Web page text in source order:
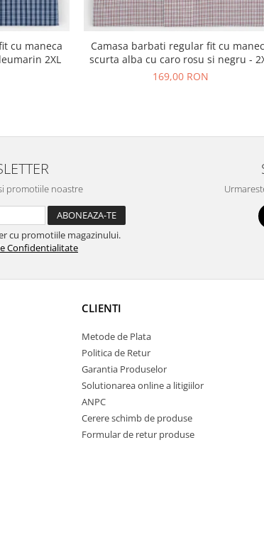
cu maneca
2XL
Camasa barbati regular fit cu
scurta alba cu caro rosu si negru -
169,00 RON
promotiile noastre
cu promotiile magazinului.
Confidentialitate
CLIENTI
Metode de Plata
Politica de Retur
Garantia Produselor
Solutionarea online a litigiilor
ANPC
Cerere schimb de produse
Formular de retur produse